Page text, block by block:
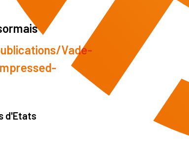
Vade-
d'Etats